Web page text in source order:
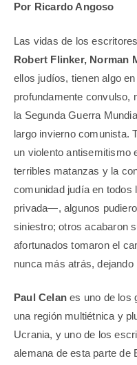
Por Ricardo Angoso
Las vidas de los escritores
Robert Flinker, Norman
ellos judíos, tienen algo
profundamente convulso,
la Segunda Guerra
largo invierno comunista.
un violento
terribles matanzas y la
comunidad judía en todos
privada—, algunos
siniestro; otros acabaron
afortunados tomaron el
nunca más atrás,
Paul Celan es uno de los
una región multiétnica y
Ucrania, y uno de los
alemana de esta parte de